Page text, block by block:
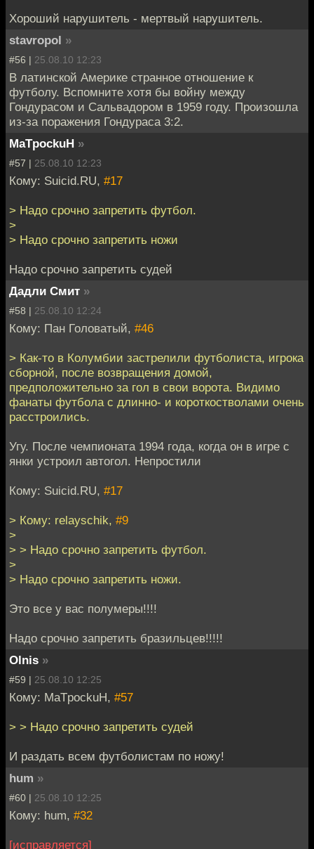
Хороший нарушитель - мертвый нарушитель.
stavropol »
#56 | 25.08.10 12:23
В латинской Америке странное отношение к
футболу. Вспомните хотя бы войну между
Гондурасом и Сальвадором в 1959 году. Произошла
из-за поражения Гондураса 3:2.
MaTpockuH »
#57 | 25.08.10 12:23
Кому: Suicid.RU, #17
> Надо срочно запретить футбол.
>
> Надо срочно запретить ножи
Надо срочно запретить судей
Дадли Смит »
#58 | 25.08.10 12:24
Кому: Пан Головатый, #46
> Как-то в Колумбии застрелили футболиста, игрока
сборной, после возвращения домой,
предположительно за гол в свои ворота. Видимо
фанаты футбола с длинно- и короткостволами очень
расстроились.
Угу. После чемпионата 1994 года, когда он в игре с
янки устроил автогол. Непростили
Кому: Suicid.RU, #17
> Кому: relayschik, #9
>
> > Надо срочно запретить футбол.
>
> Надо срочно запретить ножи.
Это все у вас полумеры!!!!
Надо срочно запретить бразильцев!!!!!
Olnis »
#59 | 25.08.10 12:25
Кому: MaTpockuH, #57
> > Надо срочно запретить судей
И раздать всем футболистам по ножу!
hum »
#60 | 25.08.10 12:25
Кому: hum, #32
[исправляется]